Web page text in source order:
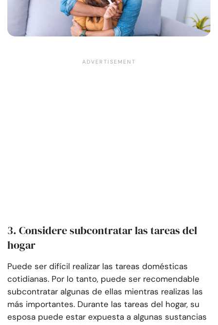
3. Considere subcontratar las tareas del
hogar
Puede ser difícil realizar las tareas domésticas
cotidianas. Por lo tanto, puede ser recomendable
subcontratar algunas de ellas mientras realizas las
más importantes. Durante las tareas del hogar, su
esposa puede estar expuesta a algunas sustancias